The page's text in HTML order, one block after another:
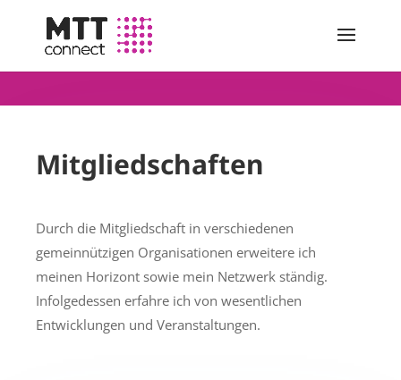
Mitgliedschaften
Durch die Mitgliedschaft in verschiedenen
gemeinnützigen Organisationen erweitere ich
meinen Horizont sowie mein Netzwerk ständig.
Infolgedessen erfahre ich von wesentlichen
Entwicklungen und Veranstaltungen.